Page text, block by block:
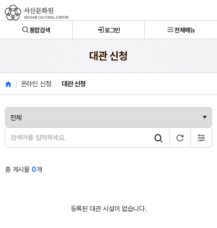
서산문화원
통합검색 로그인 전체메뉴
대관 신청
온라인 신청 대관 신청
총 게시물 0개
등록된 대관 시설이 없습니다.